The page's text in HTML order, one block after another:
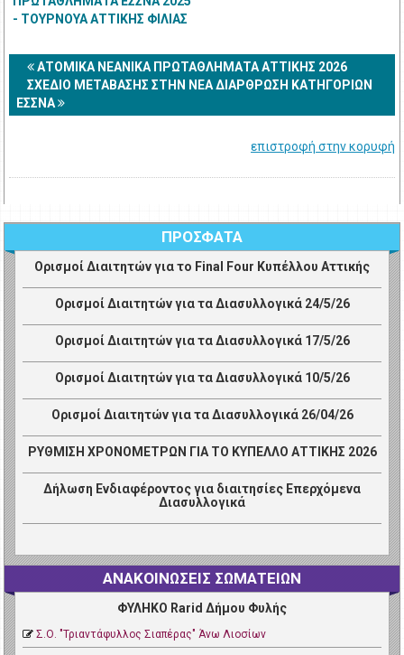
- ΤΟΥΡΝΟΥΑ ΑΤΤΙΚΗΣ ΦΙΛΙΑΣ
ΑΤΟΜΙΚΑ ΝΕΑΝΙΚΑ ΠΡΩΤΑΘΛΗΜΑΤΑ ΑΤΤΙΚΗΣ 2026
ΣΧΕΔΙΟ ΜΕΤΑΒΑΣΗΣ ΣΤΗΝ ΝΕΑ ΔΙΑΡΘΡΩΣΗ ΚΑΤΗΓΟΡΙΩΝ
ΕΣΣΝΑ
επιστροφή στην κορυφή
ΠΡΟΣΦΑΤΑ
Ορισμοί Διαιτητών για το Final Four Κυπέλλου Αττικής
Ορισμοί Διαιτητών για τα Διασυλλογικά 24/5/26
Ορισμοί Διαιτητών για τα Διασυλλογικά 17/5/26
Ορισμοί Διαιτητών για τα Διασυλλογικά 10/5/26
Ορισμοί Διαιτητών για τα Διασυλλογικά 26/04/26
ΡΥΘΜΙΣΗ ΧΡΟΝΟΜΕΤΡΩΝ ΓΙΑ ΤΟ ΚΥΠΕΛΛΟ ΑΤΤΙΚΗΣ 2026
Δήλωση Ενδιαφέροντος για διαιτησίες Επερχόμενα
Διασυλλογικά
ΑΝΑΚΟΙΝΩΣΕΙΣ ΣΩΜΑΤΕΙΩΝ
ΦΥΛΗΚΟ Rarid Δήμου Φυλής
Σ.Ο. "Τριαντάφυλλος Σιαπέρας" Άνω Λιοσίων